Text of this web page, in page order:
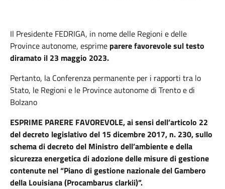
Il Presidente FEDRIGA, in nome delle Regioni e delle
Province autonome, esprime parere favorevole sul testo
diramato il 23 maggio 2023.
Pertanto, la Conferenza permanente per i rapporti tra lo
Stato, le Regioni e le Province autonome di Trento e di
Bolzano
ESPRIME PARERE FAVOREVOLE,ai sensi dell’articolo 22
del decreto legislativo del 15 dicembre 2017, n. 230, sullo
schema di decreto del Ministro dell’ambiente e della
sicurezza energetica di adozione delle misure di gestione
contenute nel “Piano di gestione nazionale del Gambero
della Louisiana (Procambarus clarkii)”.